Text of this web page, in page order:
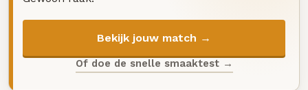
Bekijk jouw match →
Of doe de snelle smaaktest →